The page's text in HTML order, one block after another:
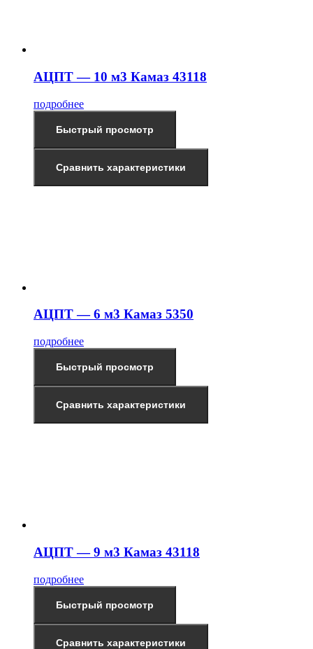
АЦПТ — 10 м3 Камаз 43118
подробнее
Быстрый просмотр
Сравнить характеристики
АЦПТ — 6 м3 Камаз 5350
подробнее
Быстрый просмотр
Сравнить характеристики
АЦПТ — 9 м3 Камаз 43118
подробнее
Быстрый просмотр
Сравнить характеристики